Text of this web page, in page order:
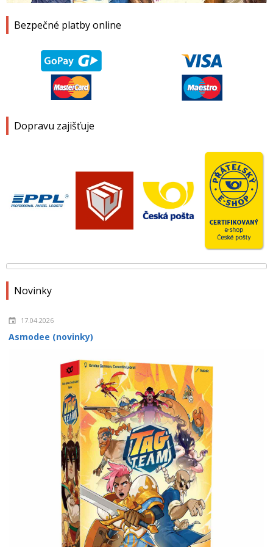
Bezpečné platby online
Dopravu zajišťuje
Novinky
17.04.2026
Asmodee (novinky)